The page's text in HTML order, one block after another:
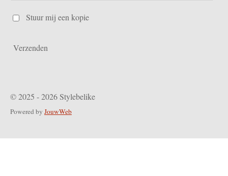
Stuur mij een kopie
Verzenden
© 2025 - 2026 Stylebelike
Powered by JouwWeb